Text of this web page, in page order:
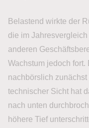
Belastend wirkte der
die im
anderen
Wachstum jedoch
nachbörslich
technischer Sicht hat
nach unten
höhere Tief